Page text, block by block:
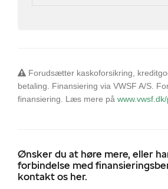
Forudsætter kaskoforsikring,
betaling. Finansiering via VWSF A/S.
finansiering. Læs mere på
Ønsker du at høre mere, eller
forbindelse med
kontakt os her.